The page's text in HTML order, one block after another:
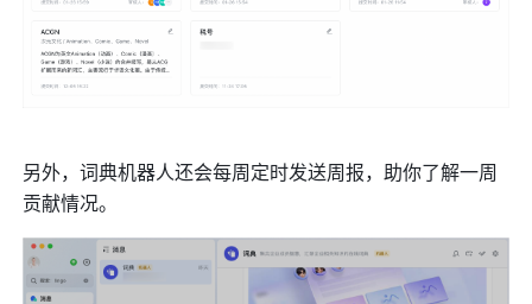
另外，词典机器人还会每周定时发送周报，助你了解一周
贡献情况。